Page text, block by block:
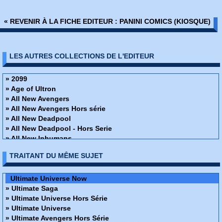
« REVENIR À LA FICHE EDITEUR : PANINI COMICS (KIOSQUE)
LES AUTRES COLLECTIONS DE L'EDITEUR
» 2099
» Age of Ultron
» All New Avengers
» All New Avengers Hors série
» All New Deadpool
» All New Deadpool - Hors Serie
» All New Inhumans
» All New Iron-man And Avengers - Hors Serie
» All New Les gardiens de la galaxie
» All New Les gardiens de la galaxie - Hors séries
» All New Spider-man
» All New Spider-man - Hors Série
» All New Wolverine and X-Men
» All New X-Men
TRAITANT DU MÊME SUJET
Ultimate Universe Now
» Ultimate Saga
» Ultimate Universe Hors Série
» Ultimate Universe
» Ultimate Avengers Hors Série